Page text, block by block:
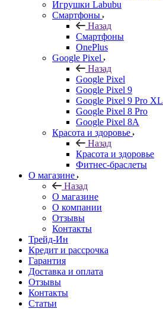
Игрушки Labubu
Смартфоны
Назад
Смартфоны
OnePlus
Google Pixel
Назад
Google Pixel
Google Pixel 9
Google Pixel 9 Pro XL
Google Pixel 8 Pro
Google Pixel 8A
Красота и здоровье
Назад
Красота и здоровье
Фитнес-браслеты
О магазине
Назад
О магазине
О компании
Отзывы
Контакты
Трейд-Ин
Кредит и рассрочка
Гарантия
Доставка и оплата
Отзывы
Контакты
Статьи